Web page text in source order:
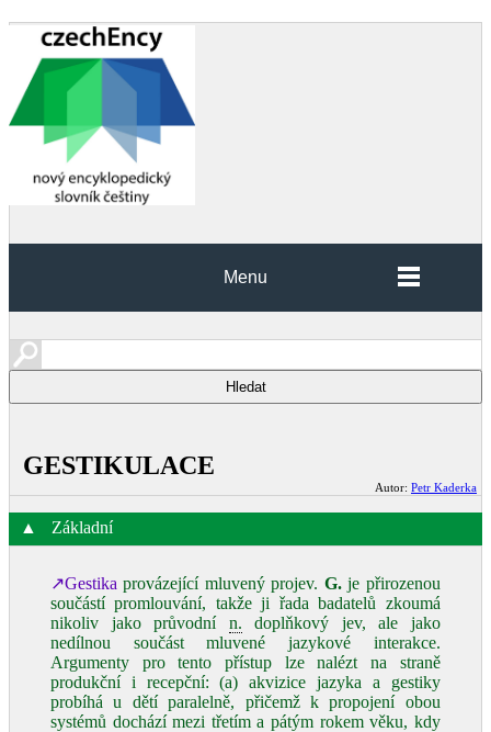
Menu
GESTIKULACE
Autor: Petr Kaderka
▲ Základní
↗Gestika provázející mluvený projev. G.je přirozenou
součástí promlouvání, takže ji řada badatelů zkoumá
nikoliv jako průvodní n. doplňkový jev, ale jako
nedílnou součást mluvené jazykové interakce.
Argumenty pro tento přístup lze nalézt na straně
produkční i recepční: (a) akvizice jazyka a gestiky
probíhá u dětí paralelně, přičemž k propojení obou
systémů dochází mezi třetím a pátým rokem věku, kdy